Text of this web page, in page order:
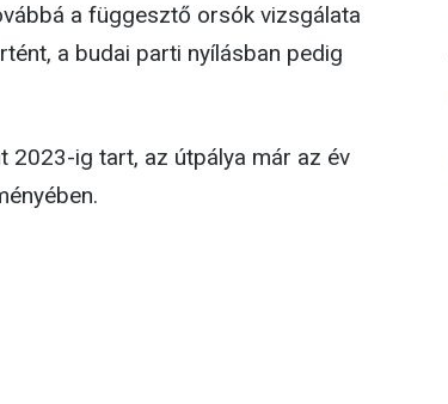
a függesztő orsók vizsgálata
a budai parti nyílásban pedig
2023-ig tart, az útpálya már az év